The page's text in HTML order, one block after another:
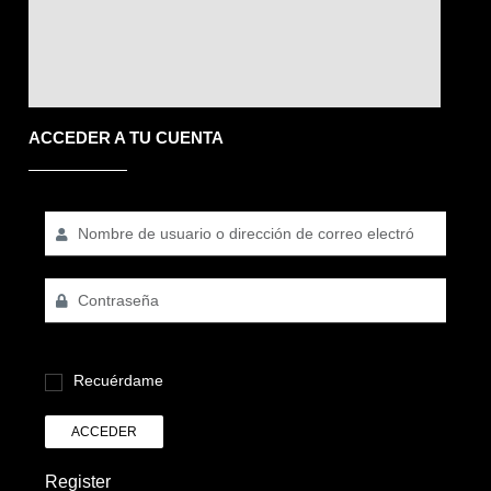
ACCEDER A TU CUENTA
Recuérdame
ACCEDER
Register